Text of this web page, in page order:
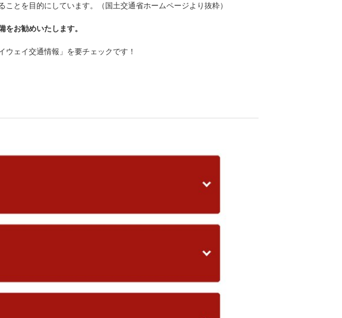
とを目的にしています。（国土交通省ホームページより抜粋）
お勧めいたします。
ェイ交通情報」を要チェックです！